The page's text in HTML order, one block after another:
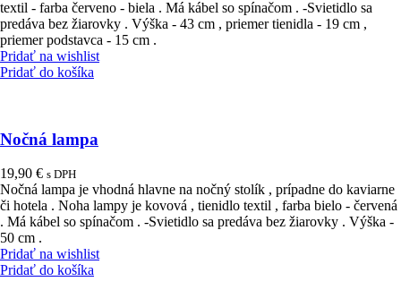
textil - farba červeno - biela . Má kábel so spínačom . -Svietidlo sa
predáva bez žiarovky . Výška - 43 cm , priemer tienidla - 19 cm ,
priemer podstavca - 15 cm .
Pridať na wishlist
Pridať do košíka
Nočná lampa
19,90 € s DPH
Nočná lampa je vhodná hlavne na nočný stolík , prípadne do kaviarne
či hotela . Noha lampy je kovová , tienidlo textil , farba bielo - červená
. Má kábel so spínačom . -Svietidlo sa predáva bez žiarovky . Výška -
50 cm .
Pridať na wishlist
Pridať do košíka